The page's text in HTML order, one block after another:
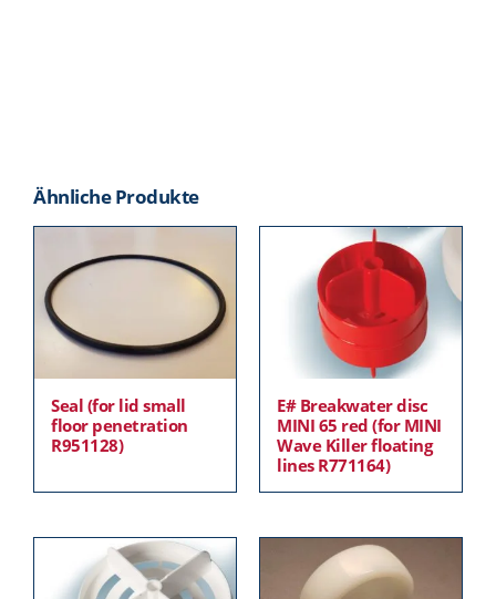
Ähnliche Produkte
Seal (for lid small
floor penetration
R951128)
E# Breakwater disc
MINI 65 red (for MINI
Wave Killer floating
lines R771164)